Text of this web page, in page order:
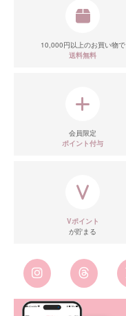
10,000円以上のお買い物で
送料無料
会員限定
ポイント付与
Vポイント
が貯まる